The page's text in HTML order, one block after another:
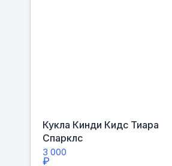
Кукла Кинди Кидс Тиара
Спарклс
3 000
₽